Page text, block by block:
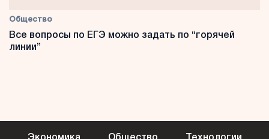
Общество
Все вопросы по ЕГЭ можно задать по “горячей
линии”